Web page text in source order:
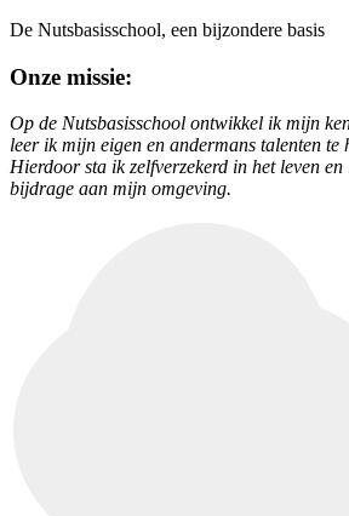
De Nutsbasisschool, een bijzondere basis
Onze missie:
Op de Nutsbasisschool ontwikkel ik mijn
leer ik mijn eigen en andermans talenten te
Hierdoor sta ik zelfverzekerd in het leven
bijdrage aan mijn omgeving.